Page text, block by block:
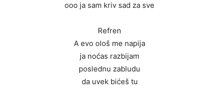
ooo ja sam kriv sad za sve
Refren
A evo ološ me napija
ja noćas razbijam
poslednu zabludu
da uvek bićeš tu